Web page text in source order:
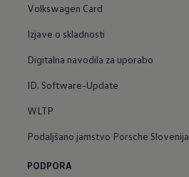
Volkswagen Card
Izjave o skladnosti
Digitalna navodila za uporabo
ID. Software-Update
WLTP
Podaljšano jamstvo Porsche Slovenija
PODPORA